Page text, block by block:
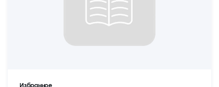
Избранное